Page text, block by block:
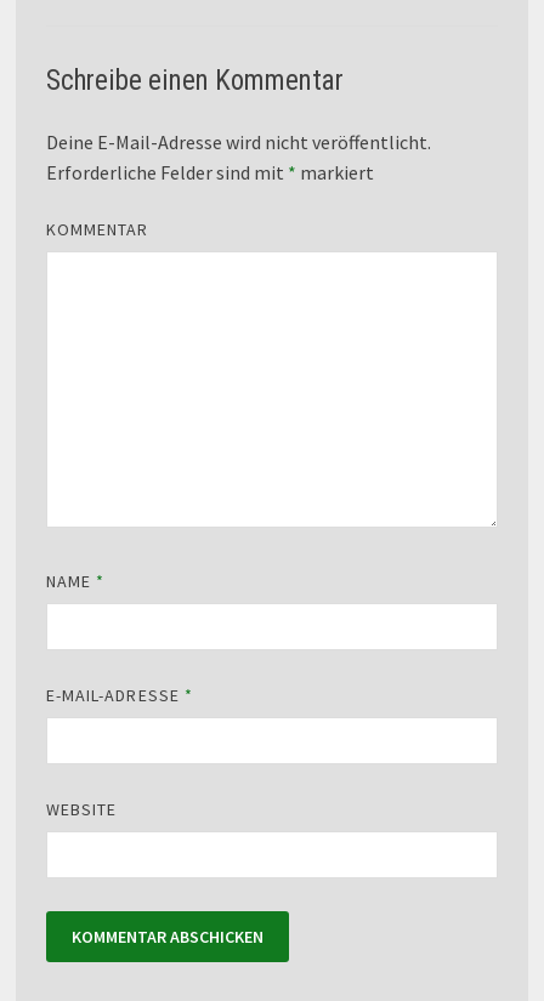
Schreibe einen Kommentar
Deine E-Mail-Adresse wird nicht veröffentlicht.
Erforderliche Felder sind mit * markiert
KOMMENTAR
NAME *
E-MAIL-ADRESSE *
WEBSITE